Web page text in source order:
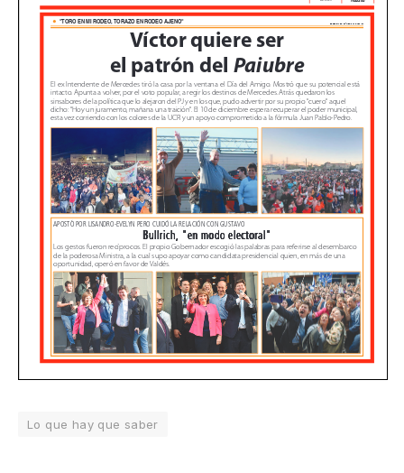
Lo que hay que saber